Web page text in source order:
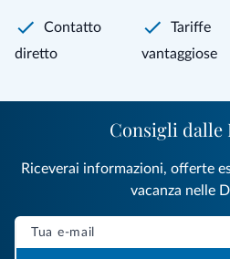
Contatto
diretto
Tariffe
vantaggiose
Consigli dalle
Riceverai informazioni, offerte
vacanza nelle